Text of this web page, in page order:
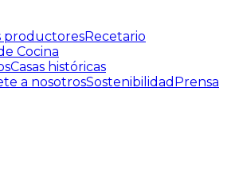
productoresRecetario
Cocina
Casas históricas
a nosotrosSostenibilidad Prensa